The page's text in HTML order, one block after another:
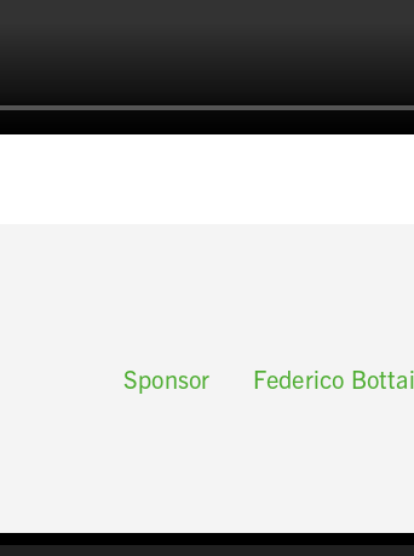
Sponsor Federico